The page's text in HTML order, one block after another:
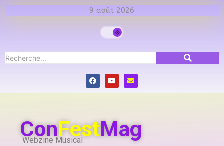
9 août 2026
ConFestMag
Webzine Musical